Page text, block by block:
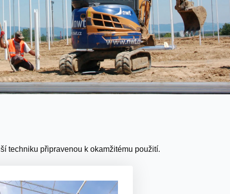
techniku připravenou k okamžitému použití.